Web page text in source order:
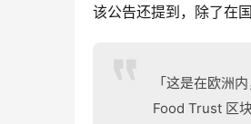
该公告还提到，除了在
「这是在欧洲
Food Trust 区